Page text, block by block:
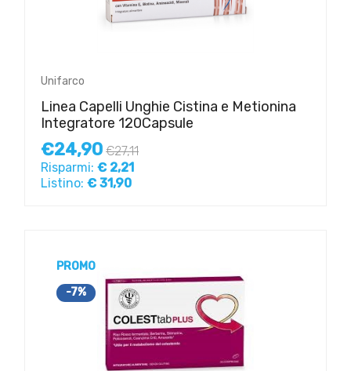
Unifarco
Linea Capelli Unghie Cistina e Metionina
Integratore 120Capsule
€24,90 €27,11
Risparmi: € 2,21
Listino: € 31,90
PROMO
-7%